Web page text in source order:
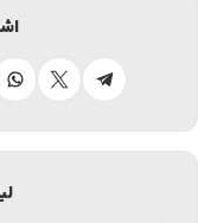
تلگرام ایکس